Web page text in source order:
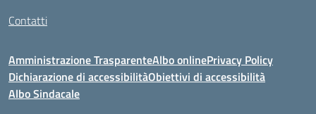
Contatti
Amministrazione TrasparenteAlbo onlinePrivacy Policy
Dichiarazione di accessibilitàObiettivi di accessibilità
Albo Sindacale